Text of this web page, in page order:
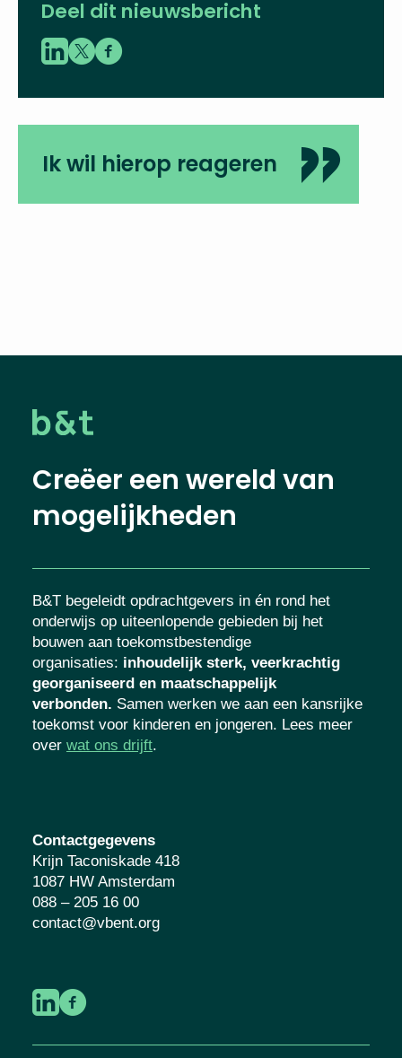
Deel dit nieuwsbericht
Ik wil hierop reageren
Creëer een wereld van
mogelijkheden
B&T begeleidt opdrachtgevers in én rond het
onderwijs op uiteenlopende gebieden bij het
bouwen aan toekomstbestendige
organisaties: inhoudelijk sterk, veerkrachtig
georganiseerd en maatschappelijk
verbonden. Samen werken we aan een kansrijke
toekomst voor kinderen en jongeren. Lees meer
over wat ons drijft.
Contactgegevens
Krijn Taconiskade 418
1087 HW Amsterdam
088 – 205 16 00
contact@vbent.org